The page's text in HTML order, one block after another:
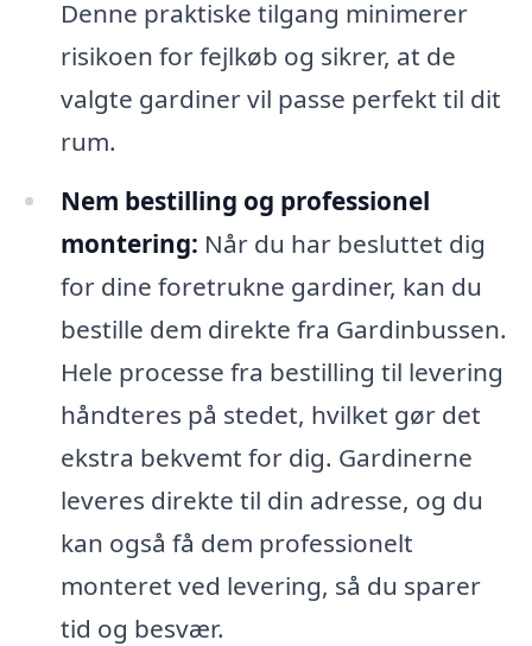
Denne praktiske tilgang minimerer
risikoen for fejlkøb og sikrer, at de
valgte gardiner vil passe perfekt til dit
rum.
Nem bestilling og professionel
montering: Når du har besluttet dig
for dine foretrukne gardiner, kan du
bestille dem direkte fra Gardinbussen.
Hele processe fra bestilling til levering
håndteres på stedet, hvilket gør det
ekstra bekvemt for dig. Gardinerne
leveres direkte til din adresse, og du
kan også få dem professionelt
monteret ved levering, så du sparer
tid og besvær.